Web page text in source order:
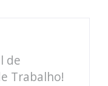
de
Trabalho!